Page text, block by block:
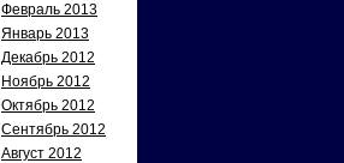
Февраль 2013
Январь 2013
Декабрь 2012
Ноябрь 2012
Октябрь 2012
Сентябрь 2012
Август 2012